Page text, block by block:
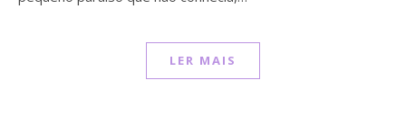
LER MAIS